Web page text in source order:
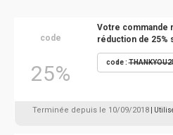
code
25%
Votre commande
réduction de 25%
code :
Terminée depuis le 10/09/2018 |